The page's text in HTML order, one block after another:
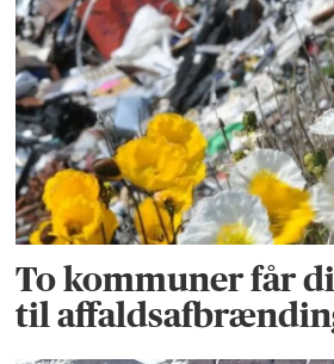
To kommuner får
til